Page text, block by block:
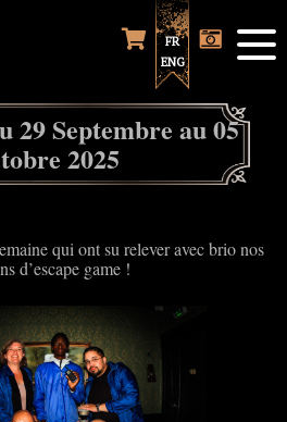
FR
ENG
29 Septembre au 05
2025
qui ont su relever avec brio nos
d’escape game !